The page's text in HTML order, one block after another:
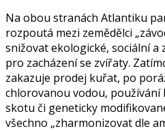
Na obou stranách Atlantiku
rozpoutá mezi zemědělci
snižovat ekologické, sociální
pro zacházení se zvířaty.
zakazuje prodej kuřat, po
chlorovanou vodou,
skotu či geneticky
všechno „zharmonizovat dle